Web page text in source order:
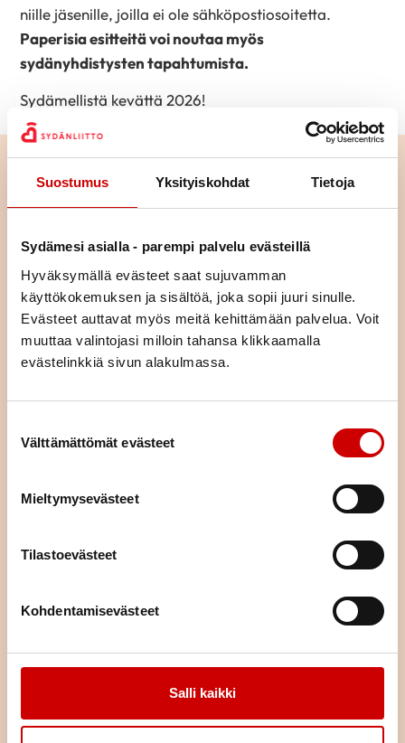
Suostumus Yksityiskohdat Tietoja
Sydämesi asialla - parempi palvelu evästeillä
Hyväksymällä evästeet saat sujuvamman
käyttökokemuksen ja sisältöä, joka sopii juuri sinulle.
Evästeet auttavat myös meitä kehittämään palvelua. Voit
muuttaa valintojasi milloin tahansa klikkaamalla
evästelinkkiä sivun alakulmassa.
Välttämättömät evästeet
Mieltymysevästeet
Tilastoevästeet
Kohdentamisevästeet
Salli kaikki
niille jäsenille, joilla ei ole sähköpostiosoitetta.
Paperisia esitteitä voi noutaa myös
sydänyhdistysten tapahtumista.
Sydämellistä kevättä 2026!
LUE IDEAKORTTI
Verenpainekoulu 5. tapaaminen
- Nuku ja rentoudu
LUE IDEAKORTTI
- Syö paineesi alas
- Liike on lääke